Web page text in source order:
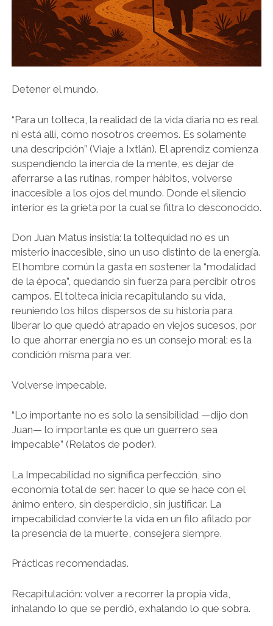
Detener el mundo.
“Para un tolteca, la realidad de la vida diaria no es real
ni está allí, como nosotros creemos. Es solamente
una descripción” (Viaje a Ixtlán). El aprendiz comienza
suspendiendo la inercia de la mente, es dejar de
aferrarse a las rutinas, romper hábitos, volverse
inaccesible a los ojos del mundo. Donde el silencio
interior es la grieta por la cual se filtra lo desconocido.
Don Juan Matus insistía: la toltequidad no es un
misterio inaccesible, sino un uso distinto de la energía.
El hombre común la gasta en sostener la “modalidad
de la época”, quedando sin fuerza para percibir otros
campos. El tolteca inicia recapitulando su vida,
reuniendo los hilos dispersos de su historia para
liberar lo que quedó atrapado en viejos sucesos, por
lo que ahorrar energía no es un consejo moral: es la
condición misma para ver.
Volverse impecable.
“Lo importante no es solo la sensibilidad —dijo don
Juan— lo importante es que un guerrero sea
impecable” (Relatos de poder).
La Impecabilidad no significa perfección, sino
economía total de ser: hacer lo que se hace con el
ánimo entero, sin desperdicio, sin justificar. La
impecabilidad convierte la vida en un filo afilado por
la presencia de la muerte, consejera siempre.
Prácticas recomendadas.
Recapitulación: volver a recorrer la propia vida,
inhalando lo que se perdió, exhalando lo que sobra.